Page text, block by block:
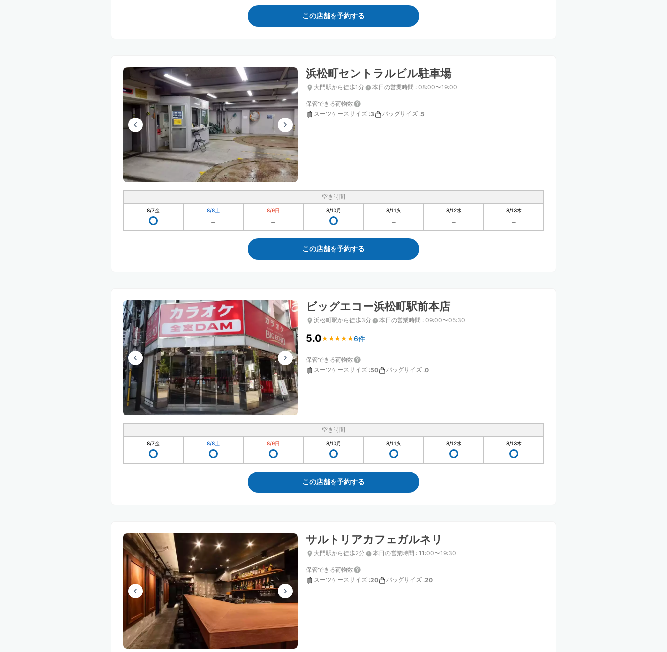
この店舗を予約する
浜松町セントラルビル駐車場
大門駅から徒歩1分 本日の営業時間 : 08:00〜19:00
保管できる荷物数
スーツケースサイズ :3 バッグサイズ :5
空き時間
8/7金 8/8土 8/9日 8/10月 8/11火 8/12水 8/13木
この店舗を予約する
ビッグエコー浜松町駅前本店
浜松町駅から徒歩3分 本日の営業時間 : 09:00〜05:30
5.0★ ★ ★ ★ ★
★ ★ ★ ★ ★6件
保管できる荷物数
スーツケースサイズ :50 バッグサイズ :0
空き時間
8/7金 8/8土 8/9日 8/10月 8/11火 8/12水 8/13木
この店舗を予約する
サルトリアカフェガルネリ
大門駅から徒歩2分 本日の営業時間 : 11:00〜19:30
保管できる荷物数
スーツケースサイズ :20 バッグサイズ :20